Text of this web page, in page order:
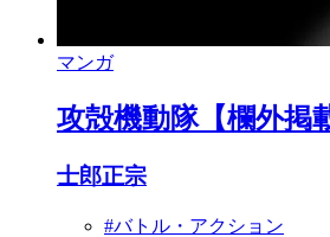
マンガ
攻殻機動隊【欄外掲
士郎正宗
#バトル・アクション